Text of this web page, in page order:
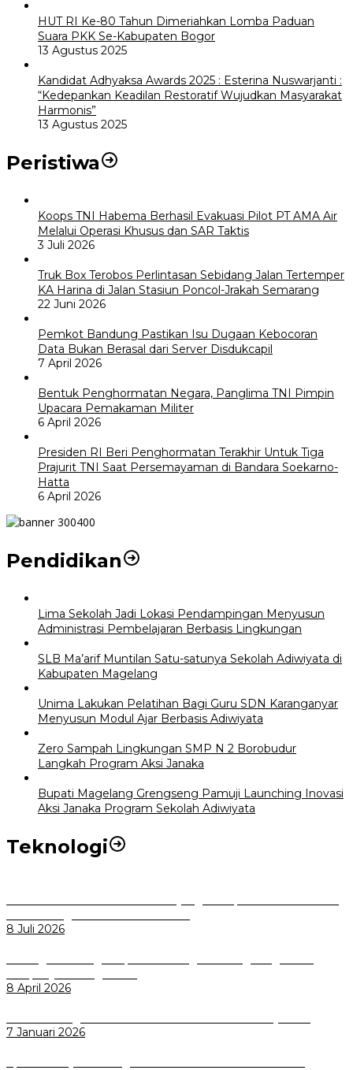
HUT RI Ke-80 Tahun Dimeriahkan Lomba Paduan
Suara PKK Se-Kabupaten Bogor
13 Agustus 2025
Kandidat Adhyaksa Awards 2025 : Esterina Nuswarjanti :
“Kedepankan Keadilan Restoratif Wujudkan Masyarakat
Harmonis”
13 Agustus 2025
Peristiwa
Koops TNI Habema Berhasil Evakuasi Pilot PT AMA Air
Melalui Operasi Khusus dan SAR Taktis
3 Juli 2026
Truk Box Terobos Perlintasan Sebidang Jalan Tertemper
KA Harina di Jalan Stasiun Poncol-Jrakah Semarang
22 Juni 2026
Pemkot Bandung Pastikan Isu Dugaan Kebocoran
Data Bukan Berasal dari Server Disdukcapil
7 April 2026
Bentuk Penghormatan Negara, Panglima TNI Pimpin
Upacara Pemakaman Militer
6 April 2026
Presiden RI Beri Penghormatan Terakhir Untuk Tiga
Prajurit TNI Saat Persemayaman di Bandara Soekarno-
Hatta
6 April 2026
Pendidikan
Lima Sekolah Jadi Lokasi Pendampingan Menyusun
Administrasi Pembelajaran Berbasis Lingkungan
SLB Ma’arif Muntilan Satu-satunya Sekolah Adiwiyata di
Kabupaten Magelang
Unima Lakukan Pelatihan Bagi Guru SDN Karanganyar
Menyusun Modul Ajar Berbasis Adiwiyata
Zero Sampah Lingkungan SMP N 2 Borobudur
Langkah Program Aksi Janaka
Bupati Magelang Grengseng Pamuji Launching Inovasi
Aksi Janaka Program Sekolah Adiwiyata
Teknologi
8 Juli 2026
8 April 2026
7 Januari 2026